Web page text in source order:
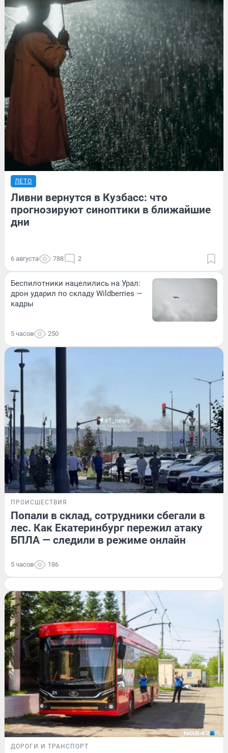
ЛЕТО
Ливни вернутся в Кузбасс: что
прогнозируют синоптики в ближайшие
дни
6 августа 788 2
Беспилотники нацелились на Урал:
дрон ударил по складу Wildberries —
кадры
5 часов 250
ПРОИСШЕСТВИЯ
Попали в склад, сотрудники сбегали в
лес. Как Екатеринбург пережил атаку
БПЛА — следили в режиме онлайн
5 часов 186
ДОРОГИ И ТРАНСПОРТ